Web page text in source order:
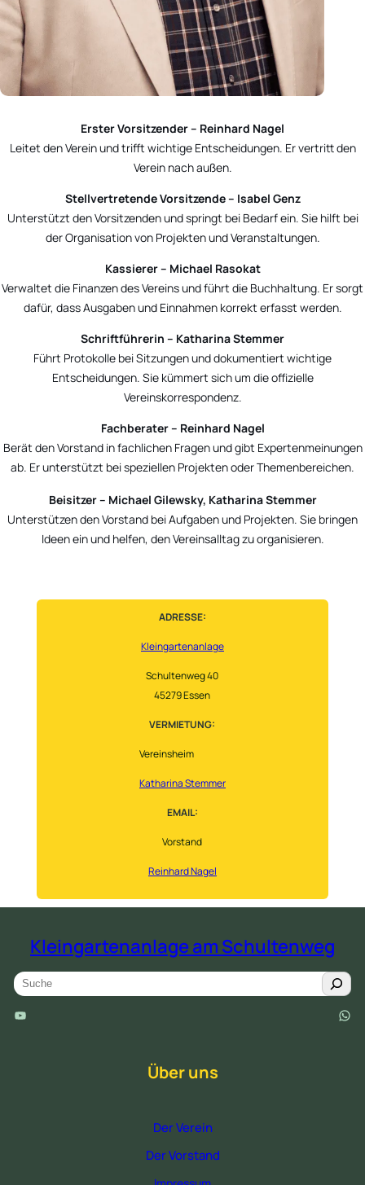
Erster Vorsitzender – Reinhard Nagel
Leitet den Verein und trifft wichtige Entscheidungen. Er vertritt den
Verein nach außen.
Stellvertretende Vorsitzende – Isabel Genz
Unterstützt den Vorsitzenden und springt bei Bedarf ein. Sie hilft bei
der Organisation von Projekten und Veranstaltungen.
Kassierer – Michael Rasokat
Verwaltet die Finanzen des Vereins und führt die Buchhaltung. Er sorgt
dafür, dass Ausgaben und Einnahmen korrekt erfasst werden.
Schriftführerin – Katharina Stemmer
Führt Protokolle bei Sitzungen und dokumentiert wichtige
Entscheidungen. Sie kümmert sich um die offizielle
Vereinskorrespondenz.
Fachberater – Reinhard Nagel
Berät den Vorstand in fachlichen Fragen und gibt Expertenmeinungen
ab. Er unterstützt bei speziellen Projekten oder Themenbereichen.
Beisitzer – Michael Gilewsky, Katharina Stemmer
Unterstützen den Vorstand bei Aufgaben und Projekten. Sie bringen
Ideen ein und helfen, den Vereinsalltag zu organisieren.
ADRESSE:
Kleingartenanlage
Schultenweg 40
45279 Essen
VERMIETUNG:
Vereinsheim
Katharina Stemmer
EMAIL:
Vorstand
Reinhard Nagel
Kleingartenanlage am Schultenweg
e
h
YouTube WhatsApp
Über uns
Der Verein
Der Vorstand